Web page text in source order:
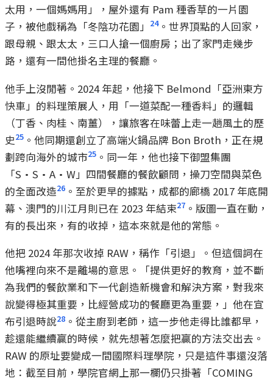
太用，一個媽媽用」，屋外還有 Pam 種香草的一片園
子，被他戲稱為「冬陰功花園」
24。世界頂點的人回家，
跟母親、跟太太，三口人搶一個廚房；出了家門走幾步
路，還有一間他掛名主理的餐廳。
他手上沒閒著。2024 年起，他接下 Belmond「亞洲東方
快車」的料理策展人，用「一道菜配一種香料」的邏輯
（丁香、肉桂、南薑），讓旅客在味蕾上走一趟風土的歷
史25 。他同期還創立了高端火鍋品牌 Bon Broth，正在規
劃跨向海外的城市25 。同一年，他也接下御盟集團
「S·S·A·W」四間餐廳的餐飲顧問，操刀空間與菜色
的全面改造26 。至於更早的據點，成都的廊橋 2017 年底開
幕、澳門的川江月則已在 2023 年結束27 。版圖一直在動，
有的長出來，有的收掉，這本來就是他的常態。
他把 2024 年那次收掉 RAW，稱作「引退」。但這個詞在
他嘴裡向來不是離場的意思。「提供更好的教育，並不斷
為我們的餐飲業和下一代創造新機會和解決方案，對我來
說變得極其重要，比經營成功的餐廳更為重要，」他在宣
布引退時說28 。從主廚到老師，這一步他走得比誰都早，
趁還能繼續贏的時候，就先想著怎麼把贏的方法交出去。
RAW 的原址要變成一間國際料理學院，只是這件事還沒落
地：截至目前，學院官網上那一欄仍只掛著「COMING